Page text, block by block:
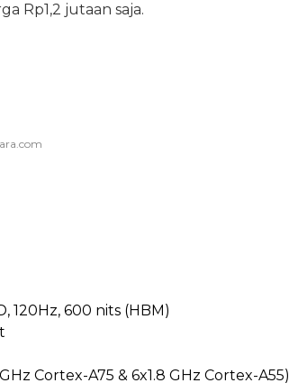
Rp1,2 jutaan saja.
120Hz, 600 nits (HBM)
Cortex-A75 & 6x1.8 GHz Cortex-A55)